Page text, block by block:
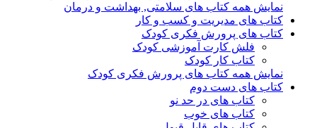
نمایش همه کتاب های سلامتی, بهداشت و درمان
کتاب های مدیریت و کسب و کار
کتاب های پرورش فکری کودک
فلش کارت آموزشی کودک
کتاب کار کودک
نمایش همه کتاب های پرورش فکری کودک
کتاب های دست دوم
کتاب های در حد نو
کتاب های خوب